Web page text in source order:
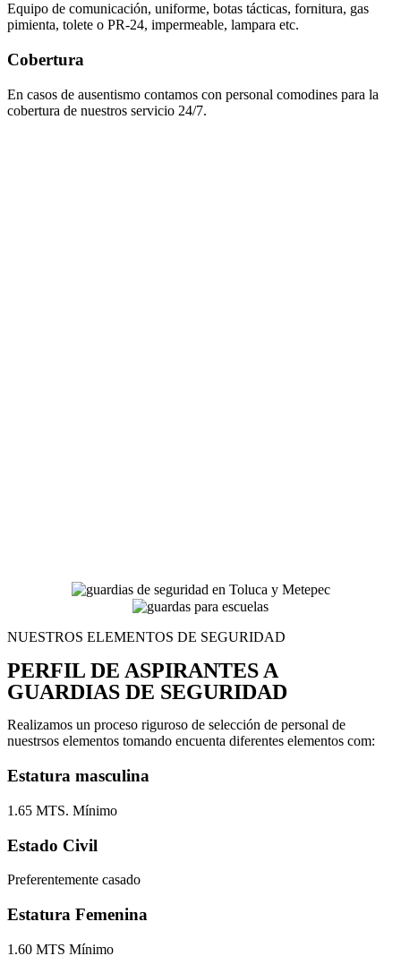
Equipo de comunicación, uniforme, botas tácticas, fornitura, gas
pimienta, tolete o PR-24, impermeable, lampara etc.
Cobertura
En casos de ausentismo contamos con personal comodines para la
cobertura de nuestros servicio 24/7.
NUESTROS ELEMENTOS DE SEGURIDAD
PERFIL DE ASPIRANTES A
GUARDIAS DE SEGURIDAD
Realizamos un proceso riguroso de selección de personal de
nuestrsos elementos tomando encuenta diferentes elementos com:
Estatura masculina
1.65 MTS. Mínimo
Estado Civil
Preferentemente casado
Estatura Femenina
1.60 MTS Mínimo